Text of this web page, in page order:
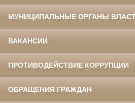
МУНИЦИПАЛЬНЫЕ ОРГАНЫ
ВАКАНСИИ
ПРОТИВОДЕЙСТВИЕ КОРРУПЦИИ
ОБРАЩЕНИЯ ГРАЖДАН